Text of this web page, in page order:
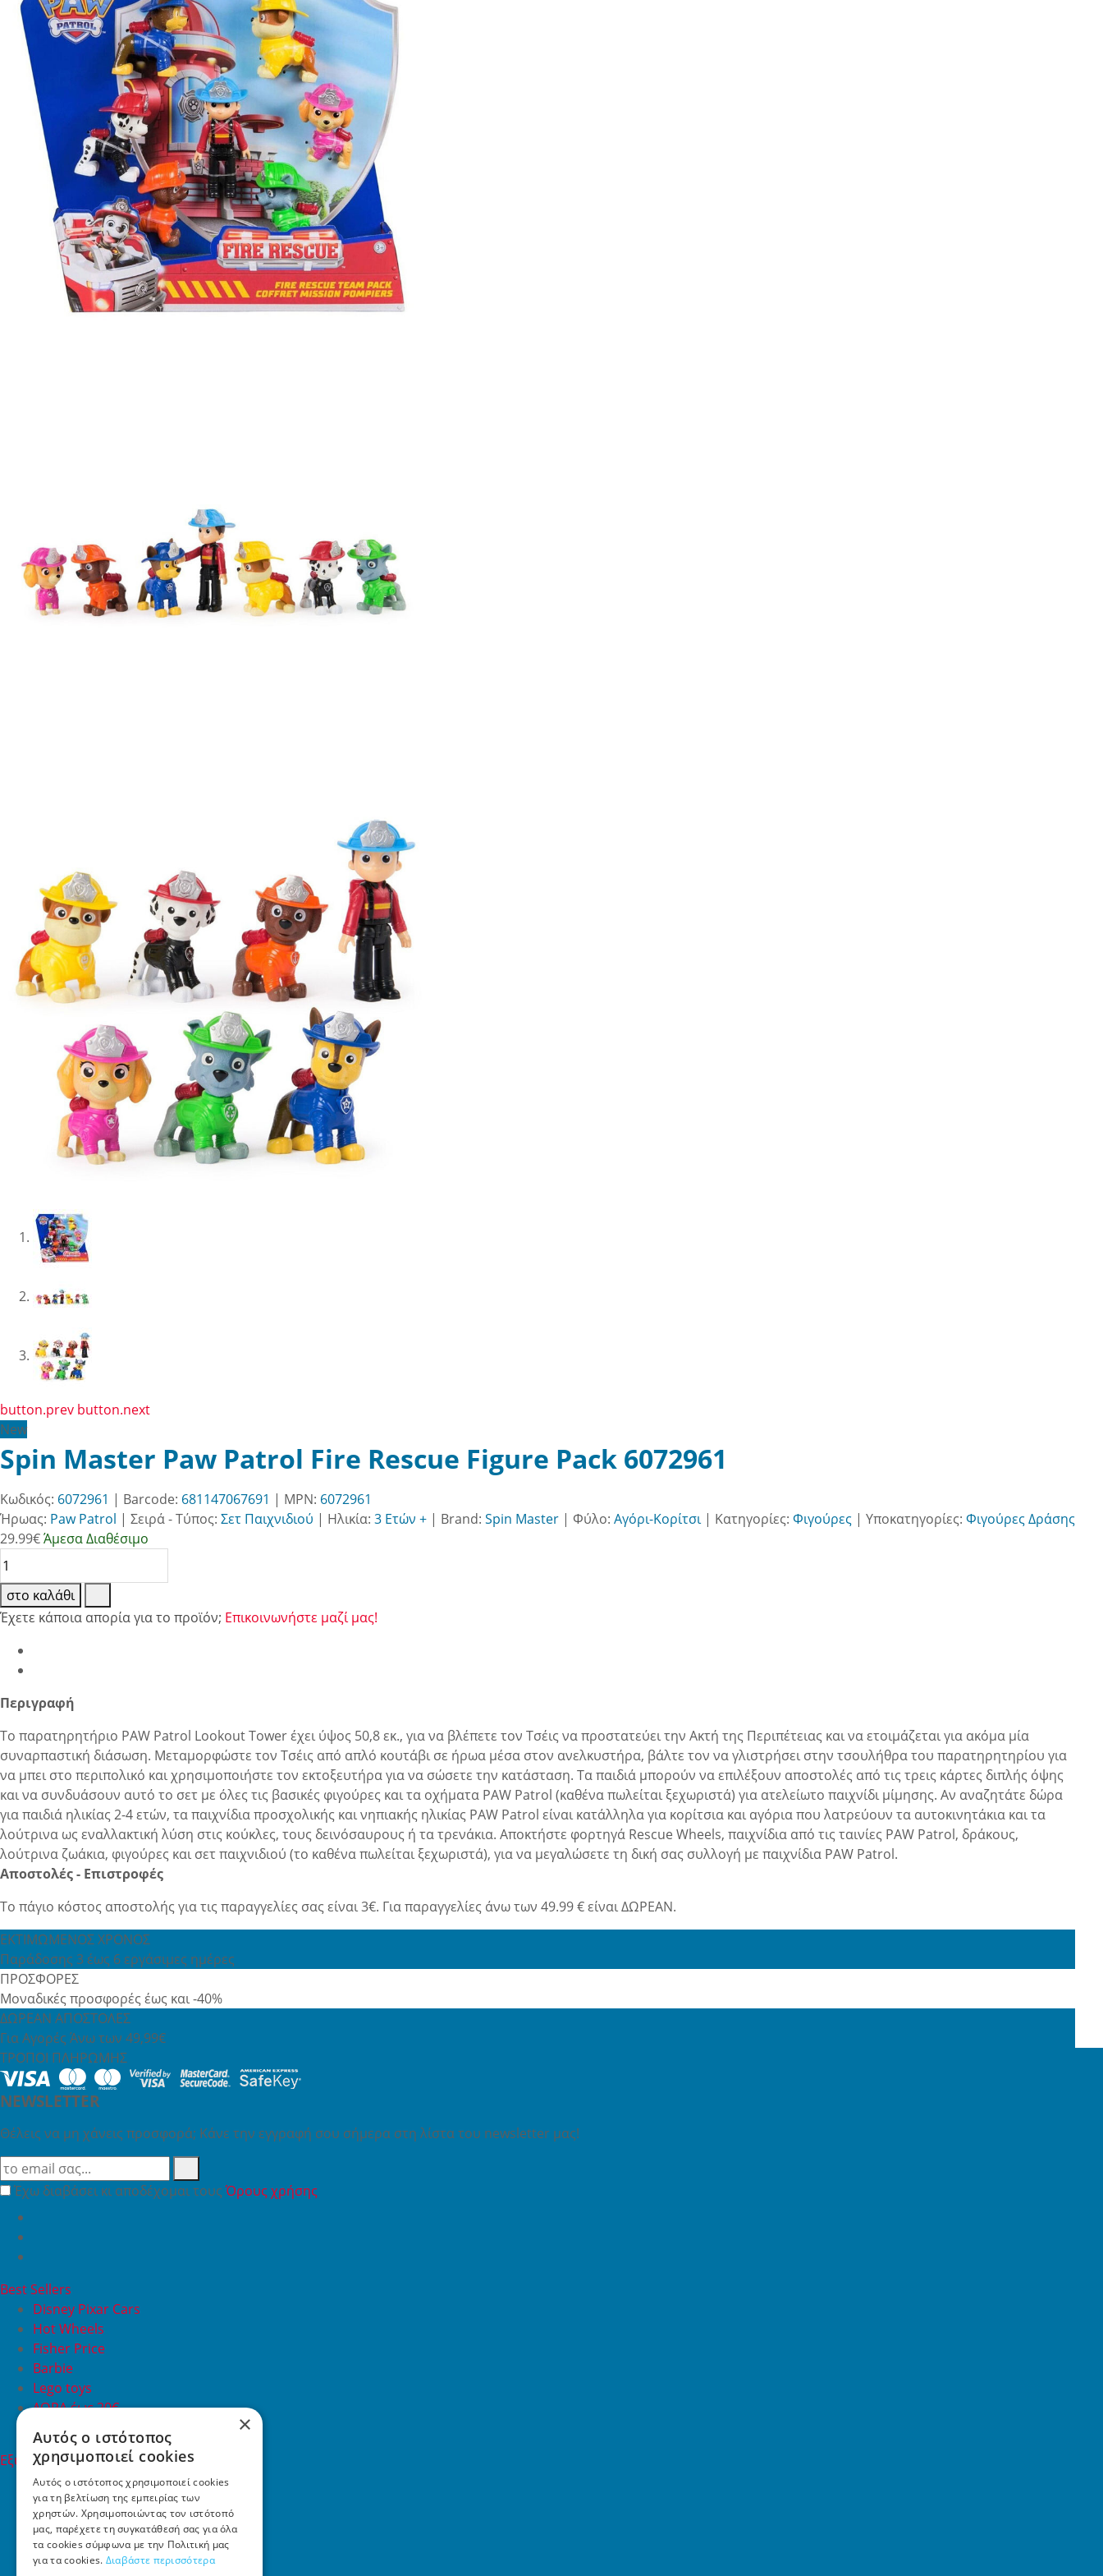
button.prev button.next
New
Spin Master Paw Patrol Fire Rescue Figure Pack 6072961
Κωδικός: 6072961 | Barcode: 681147067691 | MPN: 6072961
Ήρωας: Paw Patrol | Σειρά - Τύπος: Σετ Παιχνιδιού | Ηλικία: 3 Ετών + | Brand: Spin Master | Φύλο: Αγόρι-Κορίτσι| Κατηγορίες: Φιγούρες | Υποκατηγορίες: Φιγούρες Δράσης
29.99€Άμεσα Διαθέσιμο
στο καλάθι
Έχετε κάποια απορία για το προϊόν; Επικοινωνήστε μαζί μας!
Περιγραφή
Το παρατηρητήριο PAW Patrol Lookout Tower έχει ύψος 50,8 εκ., για να βλέπετε τον Τσέις να προστατεύει την Ακτή της Περιπέτειας και να ετοιμάζεται για ακόμα μία
συναρπαστική διάσωση. Μεταμορφώστε τον Τσέις από απλό κουτάβι σε ήρωα μέσα στον ανελκυστήρα, βάλτε τον να γλιστρήσει στην τσουλήθρα του παρατηρητηρίου για
να μπει στο περιπολικό και χρησιμοποιήστε τον εκτοξευτήρα για να σώσετε την κατάσταση. Τα παιδιά μπορούν να επιλέξουν αποστολές από τις τρεις κάρτες διπλής όψης
και να συνδυάσουν αυτό το σετ με όλες τις βασικές φιγούρες και τα οχήματα PAW Patrol (καθένα πωλείται ξεχωριστά) για ατελείωτο παιχνίδι μίμησης. Αν αναζητάτε δώρα
για παιδιά ηλικίας 2-4 ετών, τα παιχνίδια προσχολικής και νηπιακής ηλικίας PAW Patrol είναι κατάλληλα για κορίτσια και αγόρια που λατρεύουν τα αυτοκινητάκια και τα
λούτρινα ως εναλλακτική λύση στις κούκλες, τους δεινόσαυρους ή τα τρενάκια. Αποκτήστε φορτηγά Rescue Wheels, παιχνίδια από τις ταινίες PAW Patrol, δράκους,
λούτρινα ζωάκια, φιγούρες και σετ παιχνιδιού (το καθένα πωλείται ξεχωριστά), για να μεγαλώσετε τη δική σας συλλογή με παιχνίδια PAW Patrol.
Αποστολές - Επιστροφές
Το πάγιο κόστος αποστολής για τις παραγγελίες σας είναι 3€. Για παραγγελίες άνω των 49.99 € είναι ΔΩΡΕΑΝ.
ΕΚΤΙΜΩΜΕΝΟΣ ΧΡΟΝΟΣ
Παράδοσης 3 έως 6 εργάσιμες ημέρες
ΠΡΟΣΦΟΡΕΣ
Μοναδικές προσφορές έως και -40%
ΔΩΡΕΑΝ ΑΠΟΣΤΟΛΕΣ
Για Αγορές Άνω των 49,99€
ΤΡΟΠΟΙ ΠΛΗΡΩΜΗΣ
NEWSLETTER
Θέλεις να μη χάνεις προσφορά; Κάνε την εγγραφή σου σήμερα στη λίστα του newsletter μας!
Έχω διαβάσει κι αποδέχομαι τουςΌρους χρήσης
Best Sellers
Disney Pixar Cars
Hot Wheels
Fisher Price
Barbie
Lego toys
ΔΩΡΑ έως 20€
ΠΡΟΣΦΟΡΕΣ
Εξυπηρέτηση Πελατών
Εξυπηρέτηση πελατών
Συχνές ερωτήσεις
Όροι χρήσης
Τρόποι Πληρωμής
Επιστροφές
×
Αυτός ο ιστότοπος
χρησιμοποιεί cookies
Αυτός ο ιστότοπος χρησιμοποιεί cookies
για τη βελτίωση της εμπειρίας των
χρηστών. Χρησιμοποιώντας τον ιστότοπό
μας, παρέχετε τη συγκατάθεσή σας για όλα
τα cookies σύμφωνα με την Πολιτική μας
για τα cookies. Διαβάστε περισσότερα